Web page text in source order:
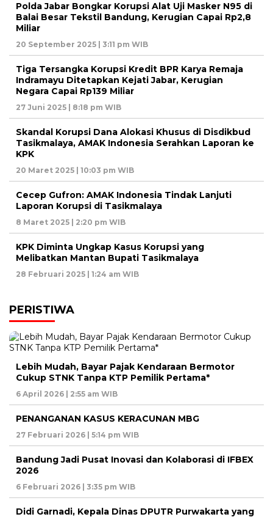
Polda Jabar Bongkar Korupsi Alat Uji Masker N95 di
Balai Besar Tekstil Bandung, Kerugian Capai Rp2,8
Miliar
20 September 2025 | 3:11 pm WIB
Tiga Tersangka Korupsi Kredit BPR Karya Remaja
Indramayu Ditetapkan Kejati Jabar, Kerugian
Negara Capai Rp139 Miliar
27 Juni 2025 | 8:18 pm WIB
Skandal Korupsi Dana Alokasi Khusus di Disdikbud
Tasikmalaya, AMAK Indonesia Serahkan Laporan ke
KPK
20 Maret 2025 | 10:03 pm WIB
Cecep Gufron: AMAK Indonesia Tindak Lanjuti
Laporan Korupsi di Tasikmalaya
8 Maret 2025 | 2:20 pm WIB
KPK Diminta Ungkap Kasus Korupsi yang
Melibatkan Mantan Bupati Tasikmalaya
28 Februari 2025 | 1:24 am WIB
PERISTIWA
Lebih Mudah, Bayar Pajak Kendaraan Bermotor
Cukup STNK Tanpa KTP Pemilik Pertama*
6 April 2026 | 2:55 am WIB
PENANGANAN KASUS KERACUNAN MBG
27 Februari 2026 | 5:14 pm WIB
Bandung Jadi Pusat Inovasi dan Kolaborasi di IFBEX
2026
6 Februari 2026 | 3:35 pm WIB
Didi Garnadi, Kepala Dinas DPUTR Purwakarta yang